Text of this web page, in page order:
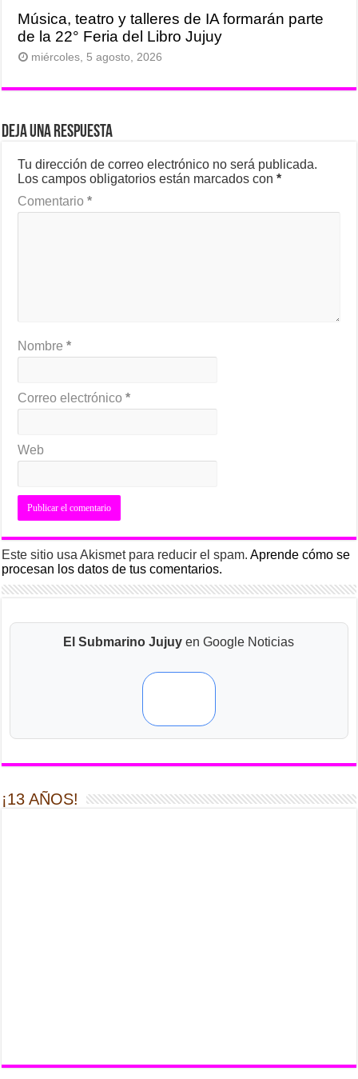
Música, teatro y talleres de IA formarán parte
de la 22° Feria del Libro Jujuy
miércoles, 5 agosto, 2026
Deja una respuesta
Tu dirección de correo electrónico no será publicada.
Los campos obligatorios están marcados con*
Comentario*
Nombre*
Correo electrónico*
Web
Este sitio usa Akismet para reducir el spam.Aprende cómo se
procesan los datos de tus comentarios.
El Submarino Jujuy en Google Noticias
¡13 AÑOS!